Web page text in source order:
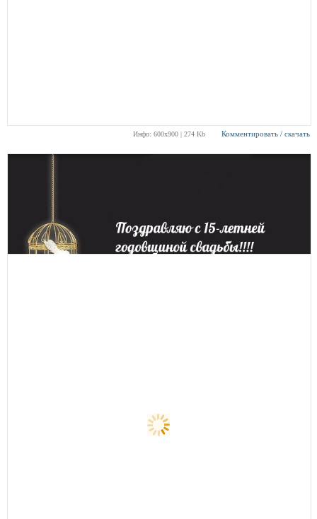
Инфо: 600х900 | 274 Kb Комментировать / скачать